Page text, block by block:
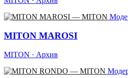
MITON MAROSI
MITON · Архив